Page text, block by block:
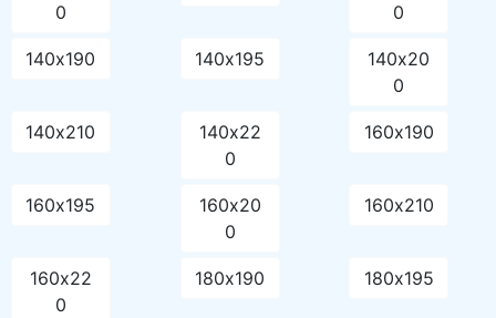
0
0
140х190 140х195
140х20
0
140х210
140х22
0
160х190
160х195
160х20
0
160х210
160х22
0
180х190 180х195